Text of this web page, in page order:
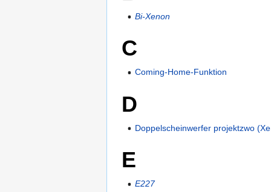
Bi-Xenon
C
Coming-Home-Funktion
D
Doppelscheinwerfer projektzwo
E
E227